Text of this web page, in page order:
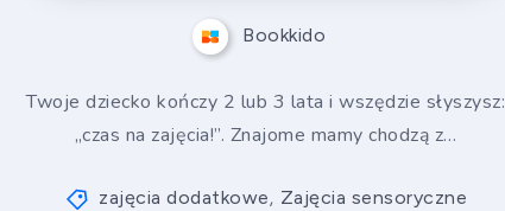
Bookkido
Twoje dziecko kończy 2 lub 3 lata i wszędzie słyszysz:
„czas na zajęcia!”. Znajome mamy chodzą z…
zajęcia dodatkowe, Zajęcia sensoryczne